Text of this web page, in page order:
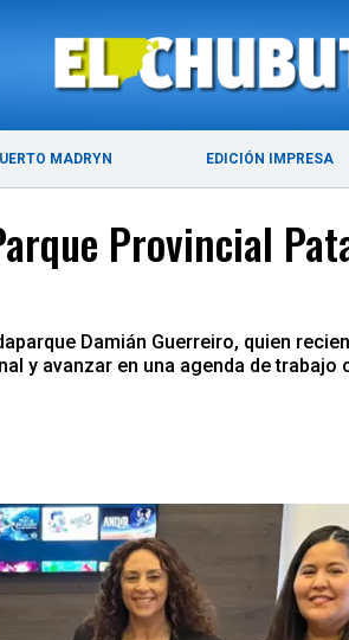
MADRYN EDICIÓN IMPRESA
ÚLTIMAS NOTICIAS
Provincial
Damián Guerreiro, quien
y avanzar en una agenda de